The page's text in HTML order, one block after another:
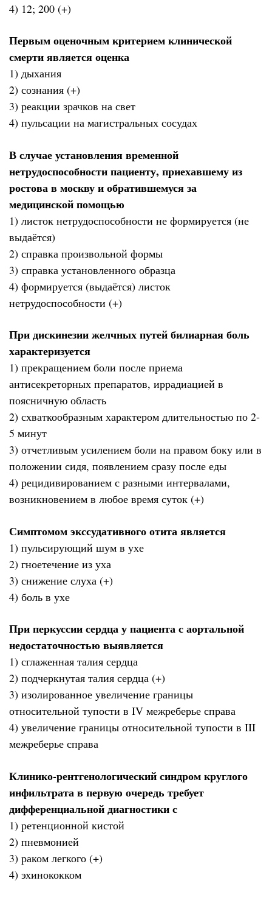
4) 12; 200 (+)
Первым оценочным критерием клинической
смерти является оценка
1) дыхания
2) сознания (+)
3) реакции зрачков на свет
4) пульсации на магистральных сосудах
В случае установления временной
нетрудоспособности пациенту, приехавшему из
ростова в москву и обратившемуся за
медицинской помощью
1) листок нетрудоспособности не формируется (не
выдаётся)
2) справка произвольной формы
3) справка установленного образца
4) формируется (выдаётся) листок
нетрудоспособности (+)
При дискинезии желчных путей билиарная боль
характеризуется
1) прекращением боли после приема
антисекреторных препаратов, иррадиацией в
поясничную область
2) схваткообразным характером длительностью по 2-
5 минут
3) отчетливым усилением боли на правом боку или в
положении сидя, появлением сразу после еды
4) рецидивированием с разными интервалами,
возникновением в любое время суток (+)
Симптомом экссудативного отита является
1) пульсирующий шум в ухе
2) гноетечение из уха
3) снижение слуха (+)
4) боль в ухе
При перкуссии сердца у пациента с аортальной
недостаточностью выявляется
1) сглаженная талия сердца
2) подчеркнутая талия сердца (+)
3) изолированное увеличение границы
относительной тупости в IV межреберье справа
4) увеличение границы относительной тупости в III
межреберье справа
Клинико-рентгенологический синдром круглого
инфильтрата в первую очередь требует
дифференциальной диагностики с
1) ретенционной кистой
2) пневмонией
3) раком легкого (+)
4) эхинококком